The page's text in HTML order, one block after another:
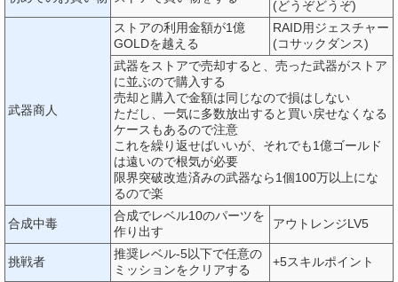
(どうぞどうぞ)
武器商人
ストアの利用金額が1億
GOLDを越える
RAID用ジェスチャー
(コサックダンス)
武器をストアで売却すると、売った武器がストア
に並ぶので購入する
売却と購入で金額は同じなので損はしない
ただし、一気に多数放出すると買い戻せなくなる
ケースもあるので注意
これを繰り返せばいいが、それでも1億ゴールド
は遠いので根気が必要
限界突破改造済みの武器なら1個100万以上にな
るので楽
合成中毒
合成でレベル10のパーツを
作り出す
アウトレンジLV5
挑戦者
推奨レベル-5以下で任意の
ミッションをクリアする
+5スキルポイント